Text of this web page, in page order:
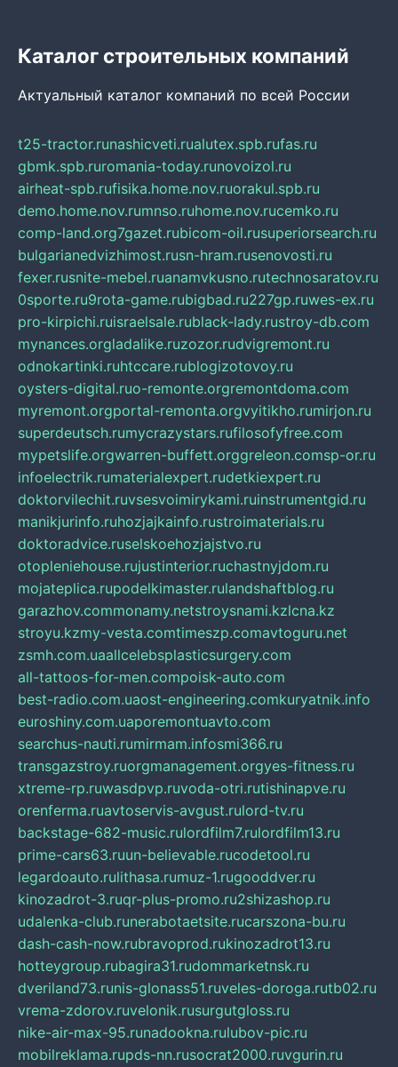
Каталог строительных компаний
Актуальный каталог компаний по всей России
t25-tractor.runashicveti.rualutex.spb.rufas.ru
gbmk.spb.ruromania-today.runovoizol.ru
airheat-spb.rufisika.home.nov.ruorakul.spb.ru
demo.home.nov.rumnso.ruhome.nov.rucemko.ru
comp-land.org7gazet.rubicom-oil.rusuperiorsearch.ru
bulgarianedvizhimost.rusn-hram.rusenovosti.ru
fexer.rusnite-mebel.ruanamvkusno.rutechnosaratov.ru
0sporte.ru9rota-game.rubigbad.ru227gp.ruwes-ex.ru
pro-kirpichi.ruisraelsale.rublack-lady.rustroy-db.com
mynances.orgladalike.ruzozor.rudvigremont.ru
odnokartinki.ruhtccare.rublogizotovoy.ru
oysters-digital.ruo-remonte.orgremontdoma.com
myremont.orgportal-remonta.orgvyitikho.rumirjon.ru
superdeutsch.rumycrazystars.rufilosofyfree.com
mypetslife.orgwarren-buffett.orggreleon.comsp-or.ru
infoelectrik.rumaterialexpert.rudetkiexpert.ru
doktorvilechit.ruvsesvoimirykami.ruinstrumentgid.ru
manikjurinfo.ruhozjajkainfo.rustroimaterials.ru
doktoradvice.ruselskoehozjajstvo.ru
otopleniehouse.rujustinterior.ruchastnyjdom.ru
mojateplica.rupodelkimaster.rulandshaftblog.ru
garazhov.commonamy.netstroysnami.kzlcna.kz
stroyu.kzmy-vesta.comtimeszp.comavtoguru.net
zsmh.com.uaallcelebsplasticsurgery.com
all-tattoos-for-men.compoisk-auto.com
best-radio.com.uaost-engineering.comkuryatnik.info
euroshiny.com.uaporemontuavto.com
searchus-nauti.rumirmam.infosmi366.ru
transgazstroy.ruorgmanagement.orgyes-fitness.ru
xtreme-rp.ruwasdpvp.ruvoda-otri.rutishinapve.ru
orenferma.ruavtoservis-avgust.rulord-tv.ru
backstage-682-music.rulordfilm7.rulordfilm13.ru
prime-cars63.ruun-believable.rucodetool.ru
legardoauto.rulithasa.rumuz-1.rugooddver.ru
kinozadrot-3.ruqr-plus-promo.ru2shizashop.ru
udalenka-club.runerabotaetsite.rucarszona-bu.ru
dash-cash-now.rubravoprod.rukinozadrot13.ru
hotteygroup.rubagira31.rudommarketnsk.ru
dveriland73.runis-glonass51.ruveles-doroga.rutb02.ru
vrema-zdorov.ruvelonik.rusurgutgloss.ru
nike-air-max-95.runadookna.rulubov-pic.ru
mobilreklama.rupds-nn.rusocrat2000.ruvgurin.ru